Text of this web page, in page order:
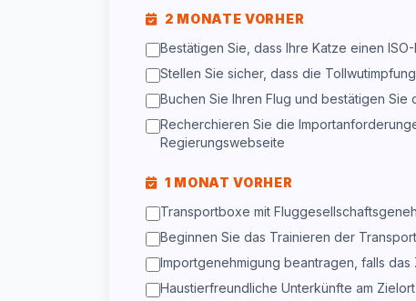
2 MONATE VORHER
Bestätigen Sie, dass Ihre Katze einen
Stellen Sie sicher, dass die
Buchen Sie Ihren Flug und bestätigen
Recherchieren Sie die
Regierungswebseite
1 MONAT VORHER
Transportboxe mit
Beginnen Sie das Trainieren der
Importgenehmigung beantragen, falls
Haustierfreundliche Unterkünfte am